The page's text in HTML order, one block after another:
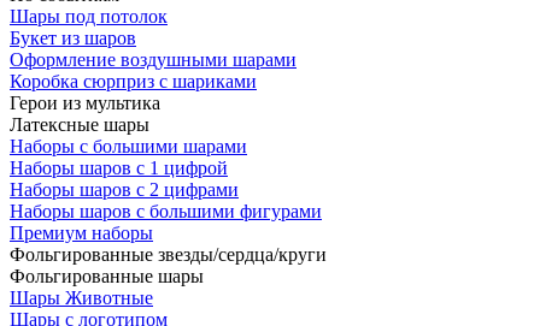
Шары под потолок
Букет из шаров
Оформление воздушными шарами
Коробка сюрприз с шариками
Герои из мультика
Латексные шары
Наборы с большими шарами
Наборы шаров с 1 цифрой
Наборы шаров с 2 цифрами
Наборы шаров с большими фигурами
Премиум наборы
Фольгированные звезды/сердца/круги
Фольгированные шары
Шары Животные
Шары с логотипом